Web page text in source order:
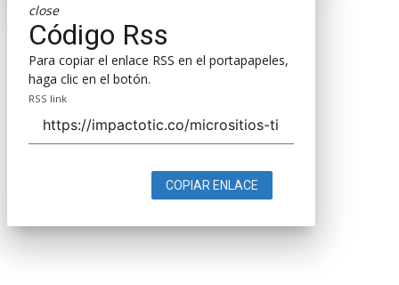
close
Código Rss
Para copiar el enlace RSS en el portapapeles,
haga clic en el botón.
RSS link
COPIAR ENLACE